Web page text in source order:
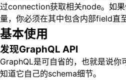
过connection获取相关node。如
量，你必须在其中包含内部field直
基本使用
发现GraphQL API
GraphQL是可自省的，也就是说你
知道它自己的schema细节。